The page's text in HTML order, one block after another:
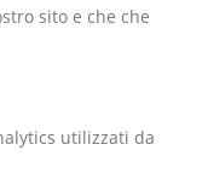
sito e che che
utilizzati da